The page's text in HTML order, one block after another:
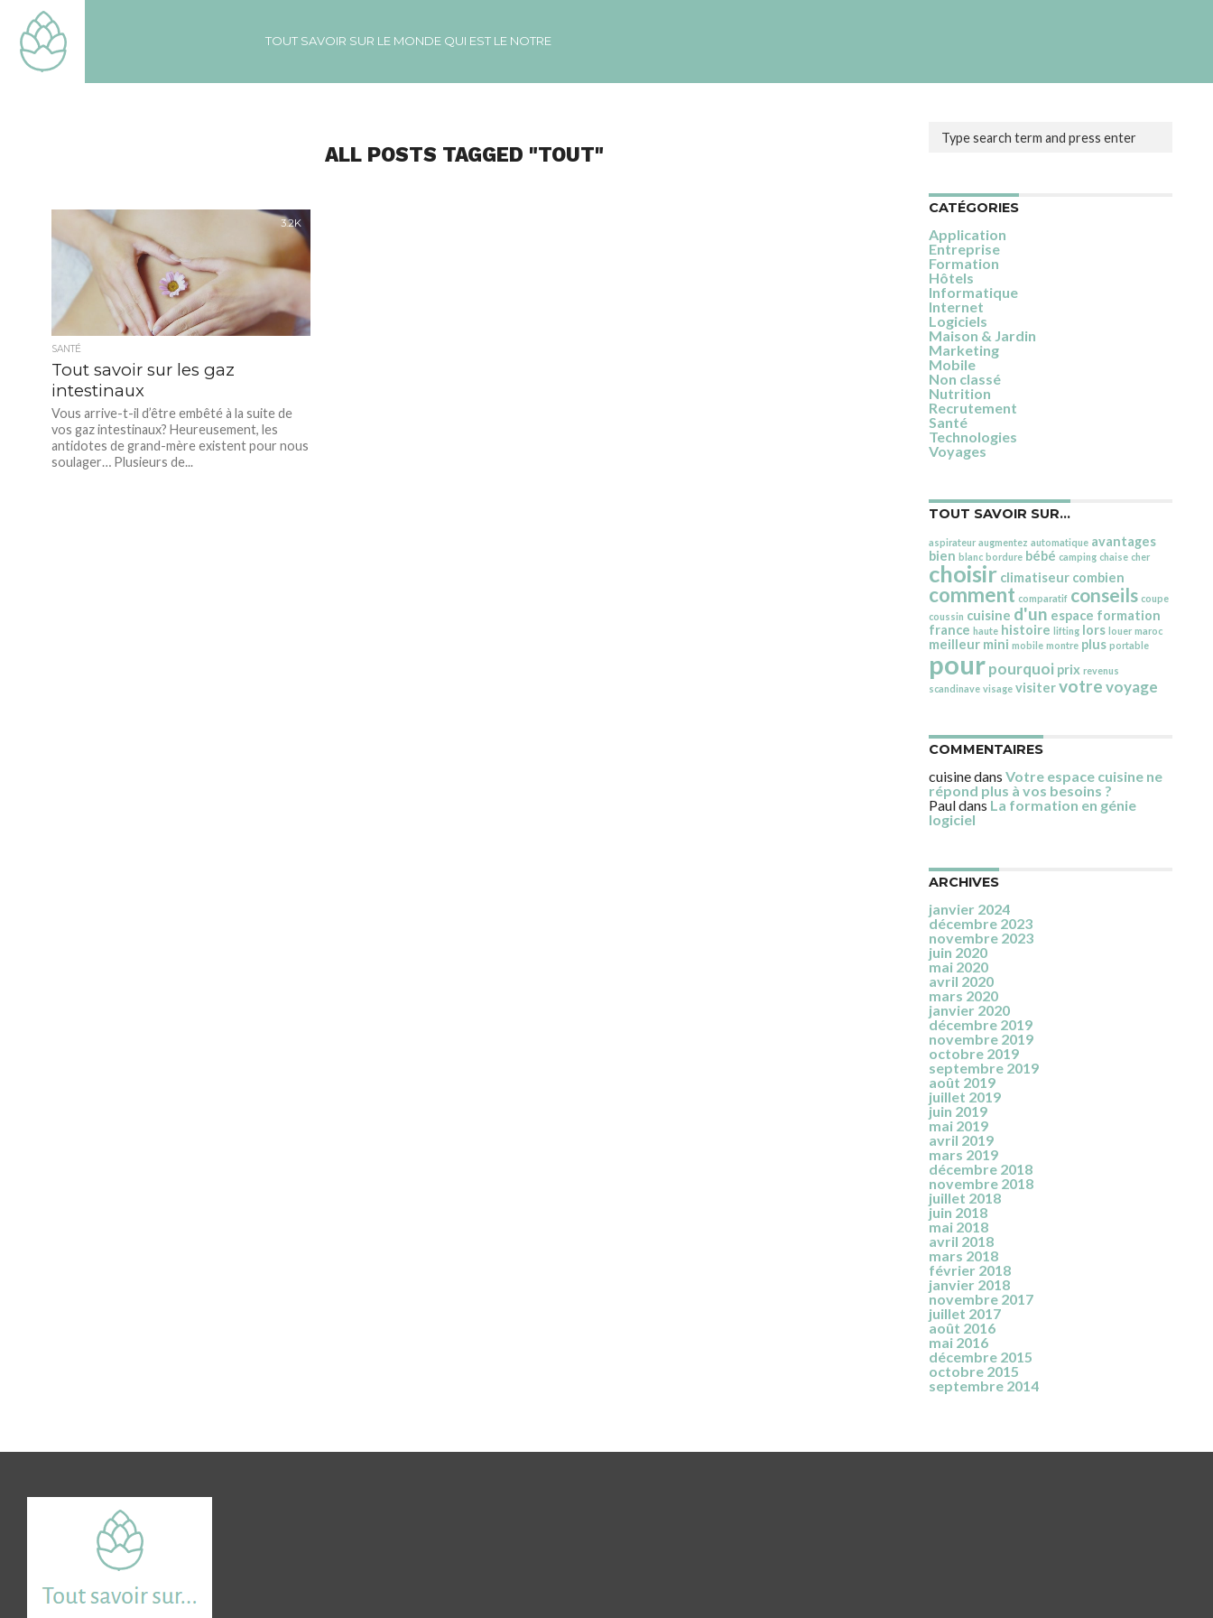
TOUT SAVOIR SUR LE MONDE QUI EST LE NOTRE
ALL POSTS TAGGED "TOUT"
3.2K
SANTÉ
Tout savoir sur les gaz
intestinaux
Vous arrive-t-il d’être embêté à la suite de
vos gaz intestinaux? Heureusement, les
antidotes de grand-mère existent pour nous
soulager… Plusieurs de...
CATÉGORIES
Application
Entreprise
Formation
Hôtels
Informatique
Internet
Logiciels
Maison & Jardin
Marketing
Mobile
Non classé
Nutrition
Recrutement
Santé
Technologies
Voyages
TOUT SAVOIR SUR…
aspirateur augmentez automatique avantages
bien blanc bordure bébé camping chaise cher
choisir climatiseur combien
comment comparatif conseils coupe
coussin cuisine d'un espace formation
france haute histoire lifting lors louer maroc
meilleur mini mobile montre plus portable
pourpourquoi prix revenus
scandinave visage visitervotrevoyage
COMMENTAIRES
cuisinedans Votre espace cuisine ne
répond plus à vos besoins ?
Pauldans La formation en génie
logiciel
ARCHIVES
janvier 2024
décembre 2023
novembre 2023
juin 2020
mai 2020
avril 2020
mars 2020
janvier 2020
décembre 2019
novembre 2019
octobre 2019
septembre 2019
août 2019
juillet 2019
juin 2019
mai 2019
avril 2019
mars 2019
décembre 2018
novembre 2018
juillet 2018
juin 2018
mai 2018
avril 2018
mars 2018
février 2018
janvier 2018
novembre 2017
juillet 2017
août 2016
mai 2016
décembre 2015
octobre 2015
septembre 2014